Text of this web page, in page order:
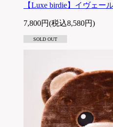
【Luxe birdie】イヴェー
7,800円(税込8,580円)
SOLD OUT